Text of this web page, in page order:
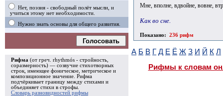
Нет, поэзия - свободный полёт мысли, и
учиться этому нет необходимости.
Нужно знать основы для общего развития.
Голосовать
Рифма (от греч. rhythmós - стройность,
соразмерность) — созвучие стихотворных
строк, имеющее фоническое, метрическое и
композиционное значение. Рифма
подчёркивает границу между стихами и
объединяет стихи в строфы
Словарь разновидностей рифмы
Мне, вполне, вдвойне, вовне,
Как во сне.
Показано: 236 рифм
А Б В Г Д Е Ё Ж З И Й К Л
Рифмы к словам